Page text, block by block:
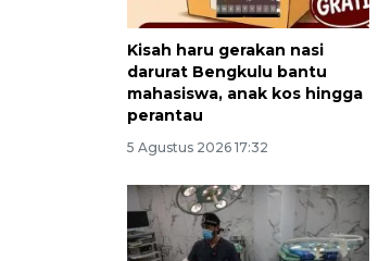
Kisah haru gerakan nasi
darurat Bengkulu bantu
mahasiswa, anak kos hingga
perantau
5 Agustus 2026 17:32